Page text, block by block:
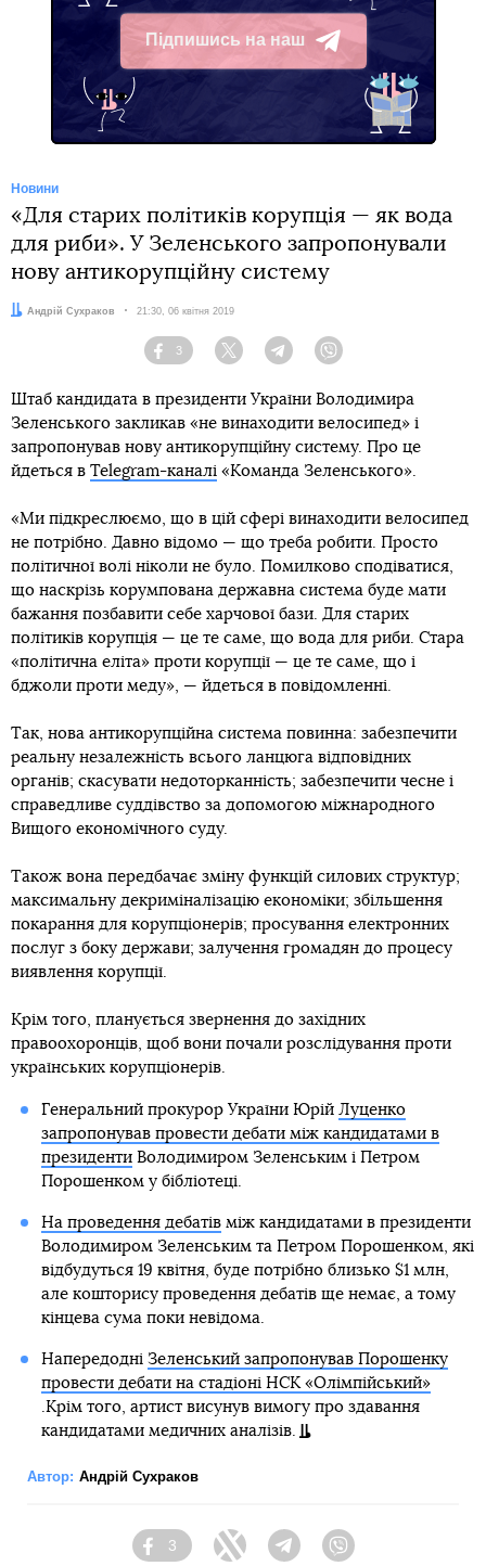
Підпишись на наш
Telegram
Новини
«Для старих політиків корупція — як вода
для риби». У Зеленського запропонували
нову антикорупційну систему
Автор:
Андрій Сухраков Дата:
21:30, 06 квітня 2019
Facebook
3
Twitter TelegramViber
Штаб кандидата в президенти України Володимира
Зеленського закликав «не винаходити велосипед» і
запропонував нову антикорупційну систему. Про це
йдеться в Telegram-каналі «Команда Зеленського».
«Ми підкреслюємо, що в цій сфері винаходити велосипед
не потрібно. Давно відомо — що треба робити. Просто
політичної волі ніколи не було. Помилково сподіватися,
що наскрізь корумпована державна система буде мати
бажання позбавити себе харчової бази. Для старих
політиків корупція — це те саме, що вода для риби. Стара
«політична еліта» проти корупції — це те саме, що і
бджоли проти меду», — йдеться в повідомленні.
Так, нова антикорупційна система повинна: забезпечити
реальну незалежність всього ланцюга відповідних
органів; скасувати недоторканність; забезпечити чесне і
справедливе суддівство за допомогою міжнародного
Вищого економічного суду.
Також вона передбачає зміну функцій силових структур;
максимальну декриміналізацію економіки; збільшення
покарання для корупціонерів; просування електронних
послуг з боку держави; залучення громадян до процесу
виявлення корупції.
Крім того, планується звернення до західних
правоохоронців, щоб вони почали розслідування проти
українських корупціонерів.
Генеральний прокурор України Юрій Луценко
запропонував провести дебати між кандидатами в
президентиВолодимиром Зеленським і Петром
Порошенком у бібліотеці.
На проведення дебатівміж кандидатами в президенти
Володимиром Зеленським та Петром Порошенком, які
відбудуться 19 квітня, буде потрібно близько $1 млн,
але кошторису проведення дебатів ще немає, а тому
кінцева сума поки невідома.
Напередодні Зеленський запропонував Порошенку
провести дебати на стадіоні НСК «Олімпійський»
.Крім того, артист висунув вимогу про здавання
кандидатами медичних аналізів.
Автор: Андрій Сухраков
Facebook
3
Twitter TelegramViber